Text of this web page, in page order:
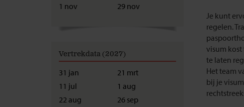
1 nov
29 nov
Vertrekdata (2027)
31 jan
21 mrt
11 jul
1 aug
22 aug
26 sep
Je kunt
regelen.
visum
te laten
Het team
bij je